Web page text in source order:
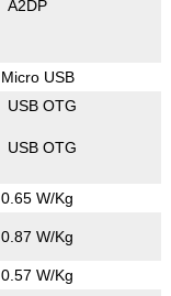
A2DP
Micro USB
USB OTG
USB OTG
0.65 W/Kg
0.87 W/Kg
0.57 W/Kg